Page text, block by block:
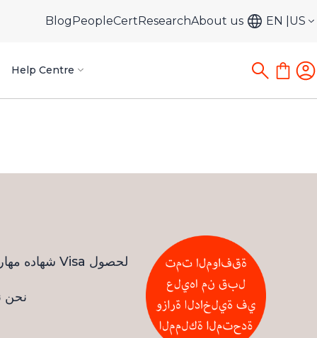
BlogPeopleCertResearchAbout us EN US
Help Centre
نحن